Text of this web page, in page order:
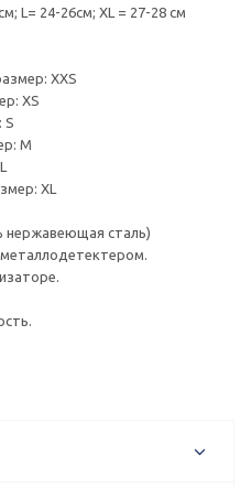
L= 24-26см; XL = 27-28 см
XXS
XS
S
M
XL
нержавеющая сталь)